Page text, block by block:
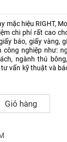
mặc hiệu RIGHT,
chi phí rất cao
báo, giấy vàng,
công nghiệp như:
ngành thú
vấn kỹ thuật và
Giỏ hàng